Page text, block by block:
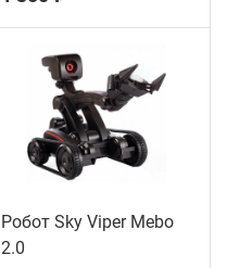
Робот Sky Viper Mebo
2.0